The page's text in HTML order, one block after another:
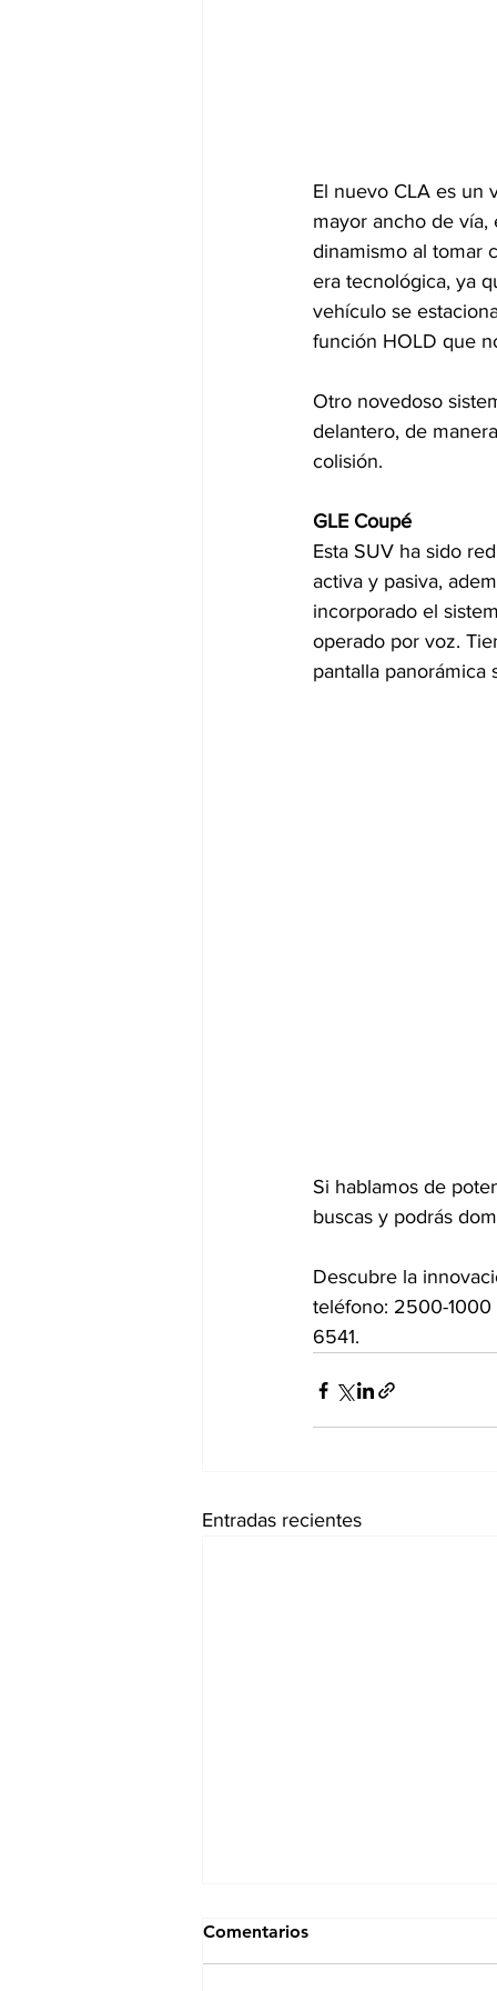
El nuevo CLA es un
mayor ancho de
dinamismo al tomar
era tecnológica, ya
vehículo se
función HOLD que
Otro novedoso
delantero, de
colisión.
GLE Coupé
Esta SUV ha sido
activa y pasiva,
incorporado el
operado por voz.
pantalla panorámica
Si hablamos de
buscas y podrás
Descubre la
teléfono: 2500-
6541.
Entradas recientes
Comentarios